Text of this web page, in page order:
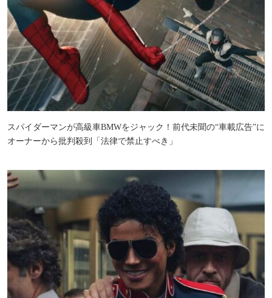
スパイダーマンが高級車BMWをジャック！前代未聞の“車載広告”に
オーナーから批判殺到「法律で禁止すべき」